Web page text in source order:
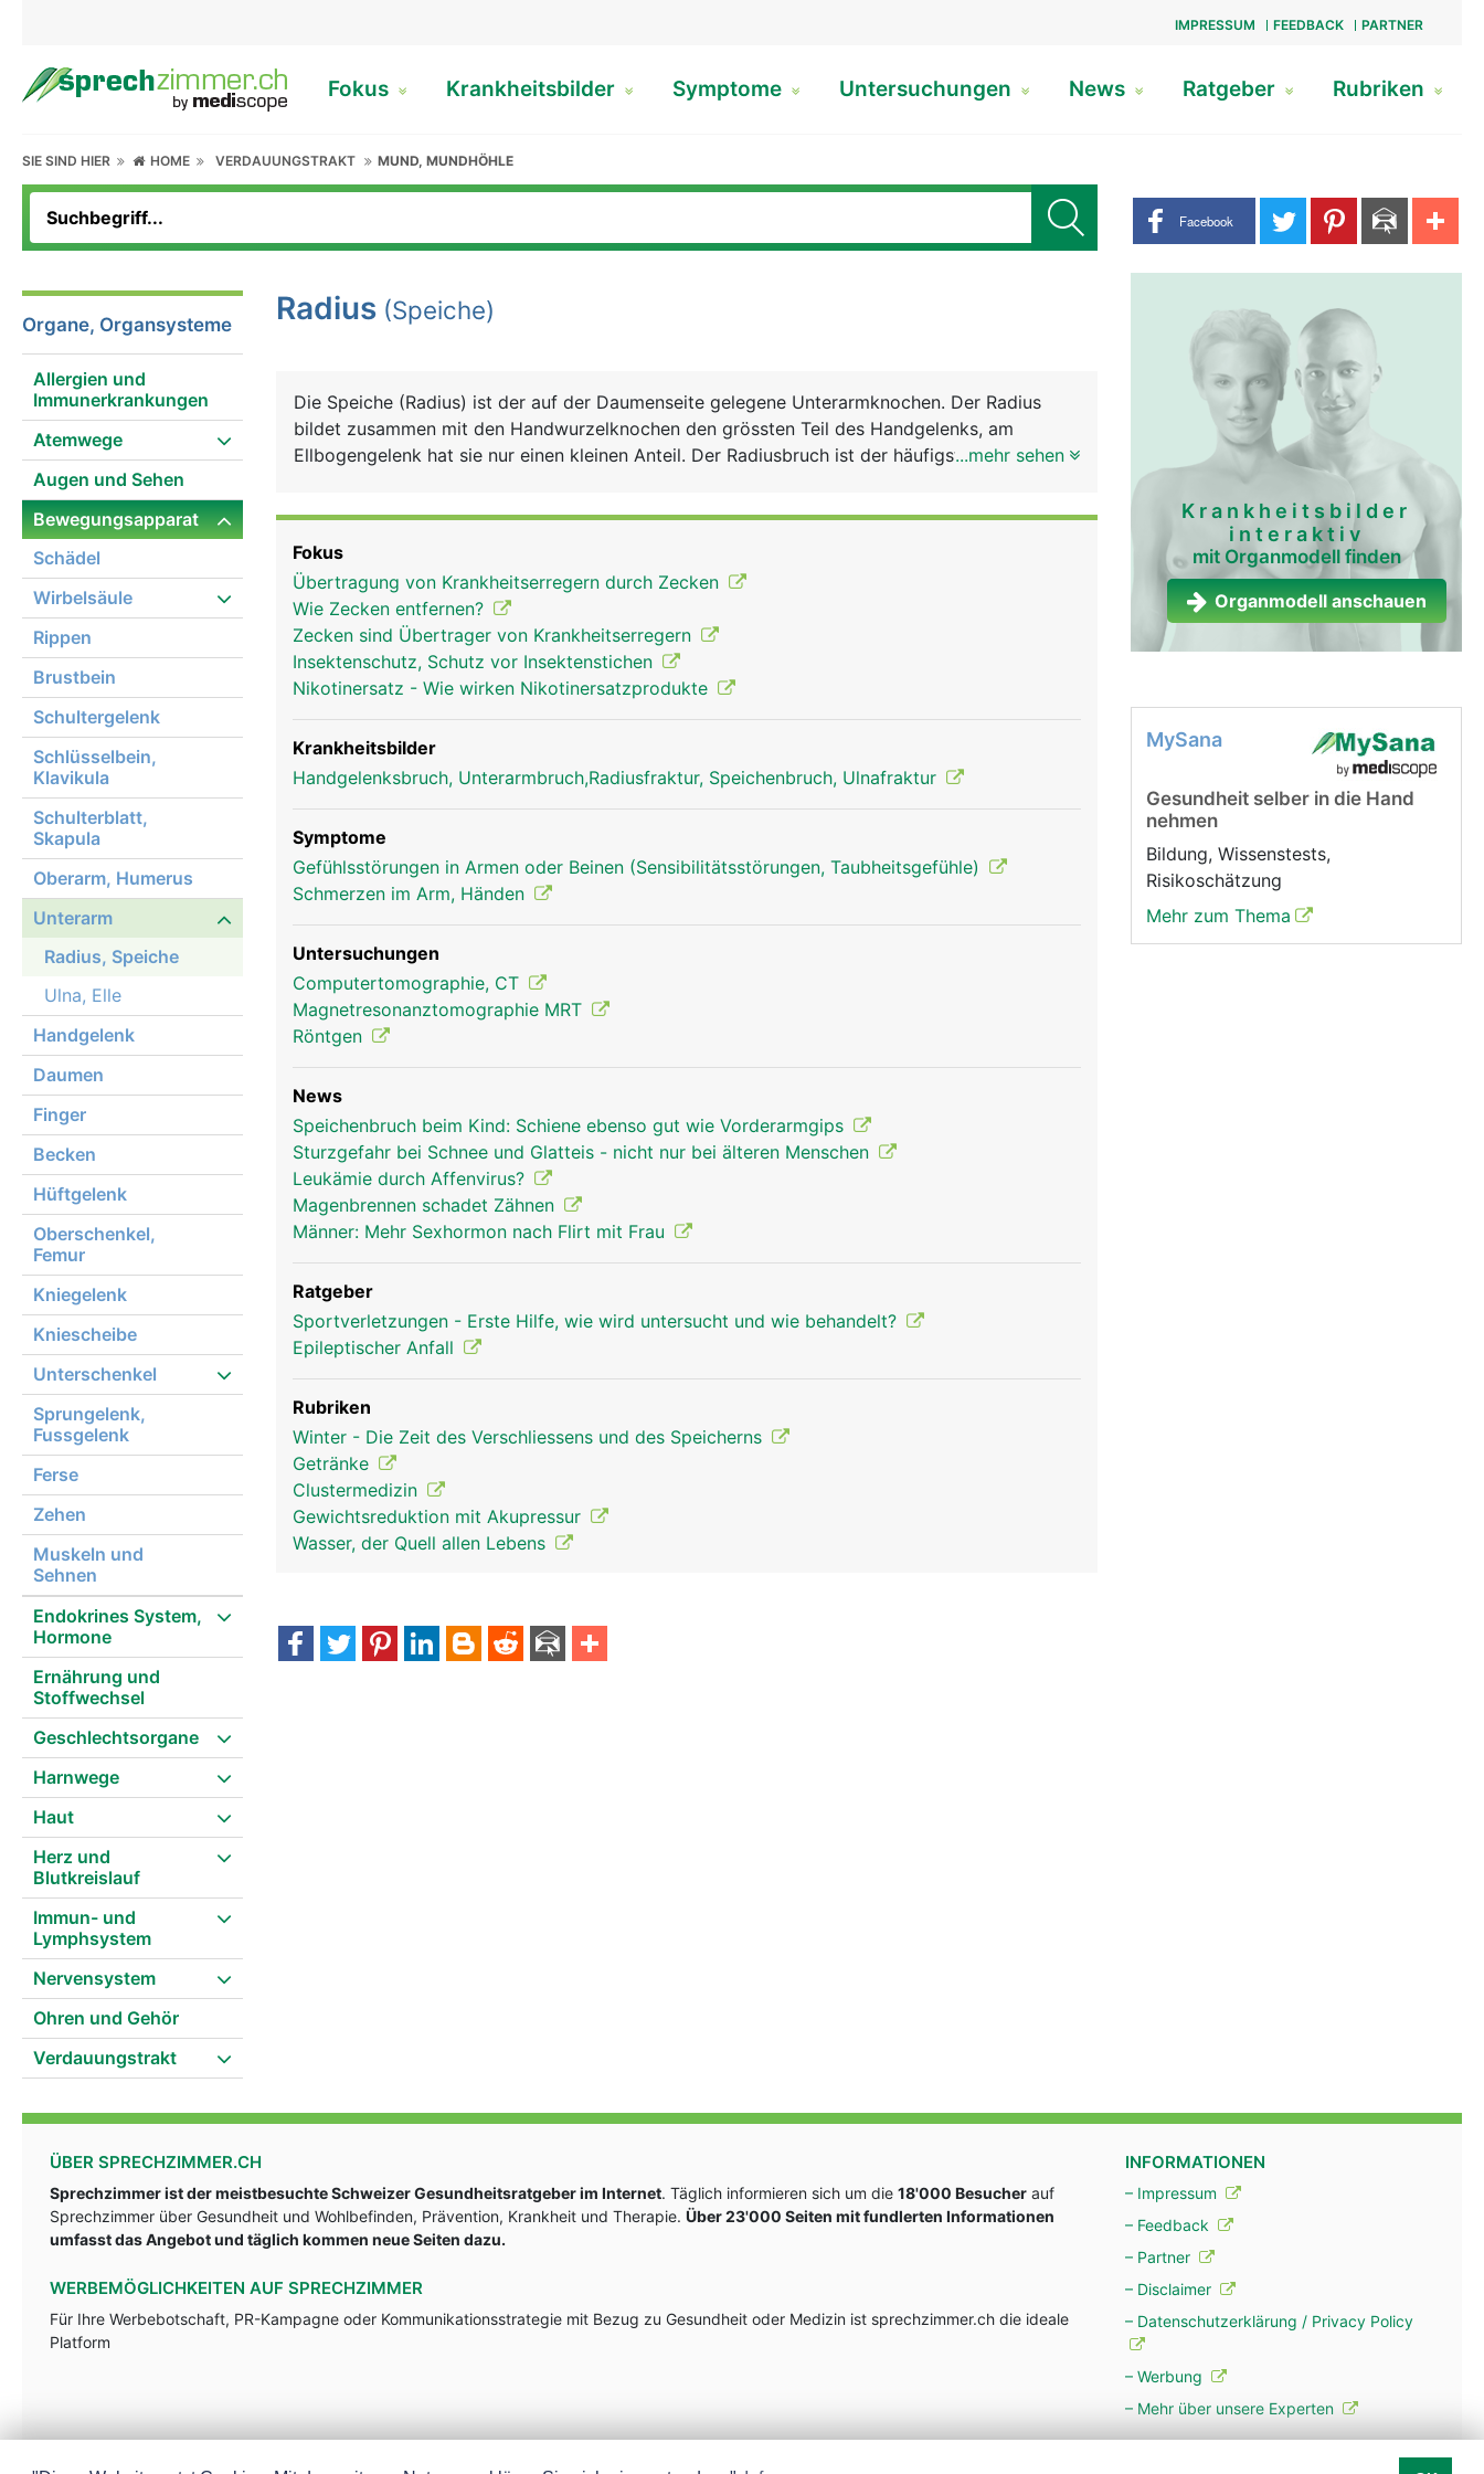
IMPRESSUM FEEDBACK PARTNER
Fokus Krankheitsbilder Symptome Untersuchungen News Ratgeber Rubriken
SIE SIND HIER HOME VERDAUUNGSTRAKT MUND, MUNDHÖHLE
Share buttons
Facebook
Organe, Organsysteme
Allergien und
Immunerkrankungen
Atemwege
Augen und Sehen
Bewegungsapparat
Schädel
Wirbelsäule
Rippen
Brustbein
Schultergelenk
Schlüsselbein,
Klavikula
Schulterblatt,
Skapula
Oberarm, Humerus
Unterarm
Radius, Speiche
Ulna, Elle
Handgelenk
Daumen
Finger
Becken
Hüftgelenk
Oberschenkel,
Femur
Kniegelenk
Kniescheibe
Unterschenkel
Sprungelenk,
Fussgelenk
Ferse
Zehen
Muskeln und
Sehnen
Endokrines System,
Hormone
Ernährung und
Stoffwechsel
Geschlechtsorgane
Harnwege
Haut
Herz und
Blutkreislauf
Immun- und
Lymphsystem
Nervensystem
Ohren und Gehör
Verdauungstrakt
Radius (Speiche)
Die Speiche (Radius) ist der auf der Daumenseite gelegene Unterarmknochen. Der Radius
bildet zusammen mit den Handwurzelknochen den grössten Teil des Handgelenks, am
Ellbogengelenk hat sie nur einen kleinen Anteil. Der Radiusbruch ist der häufigste
Radius Frau
...mehr sehen
Fokus
Übertragung von Krankheitserregern durch Zecken
Wie Zecken entfernen?
Zecken sind Übertrager von Krankheitserregern
Insektenschutz, Schutz vor Insektenstichen
Nikotinersatz - Wie wirken Nikotinersatzprodukte
Krankheitsbilder
Handgelenksbruch, Unterarmbruch,Radiusfraktur, Speichenbruch, Ulnafraktur
Symptome
Gefühlsstörungen in Armen oder Beinen (Sensibilitätsstörungen, Taubheitsgefühle)
Schmerzen im Arm, Händen
Untersuchungen
Computertomographie, CT
Magnetresonanztomographie MRT
Röntgen
News
Speichenbruch beim Kind: Schiene ebenso gut wie Vorderarmgips
Sturzgefahr bei Schnee und Glatteis - nicht nur bei älteren Menschen
Leukämie durch Affenvirus?
Magenbrennen schadet Zähnen
Männer: Mehr Sexhormon nach Flirt mit Frau
Ratgeber
Sportverletzungen - Erste Hilfe, wie wird untersucht und wie behandelt?
Epileptischer Anfall
Rubriken
Winter - Die Zeit des Verschliessens und des Speicherns
Getränke
Clustermedizin
Gewichtsreduktion mit Akupressur
Wasser, der Quell allen Lebens
Krankheitsbilder
interaktiv
mit Organmodell finden
Organmodell anschauen
MySana
Gesundheit selber in die Hand
nehmen
Bildung, Wissenstests,
Risikoschätzung
Mehr zum Thema
ÜBER SPRECHZIMMER.CH
Sprechzimmer ist der meistbesuchte Schweizer Gesundheitsratgeber im Internet. Täglich informieren sich um die 18'000 Besucher auf
Sprechzimmer über Gesundheit und Wohlbefinden, Prävention, Krankheit und Therapie. Über 23'000 Seiten mit fundlerten Informationen
umfasst das Angebot und täglich kommen neue Seiten dazu.
WERBEMÖGLICHKEITEN AUF SPRECHZIMMER
Für Ihre Werbebotschaft, PR-Kampagne oder Kommunikationsstrategie mit Bezug zu Gesundheit oder Medizin ist sprechzimmer.ch die ideale
Platform
INFORMATIONEN
– Impressum
– Feedback
– Partner
– Disclaimer
– Datenschutzerklärung / Privacy Policy
– Werbung
– Mehr über unsere Experten